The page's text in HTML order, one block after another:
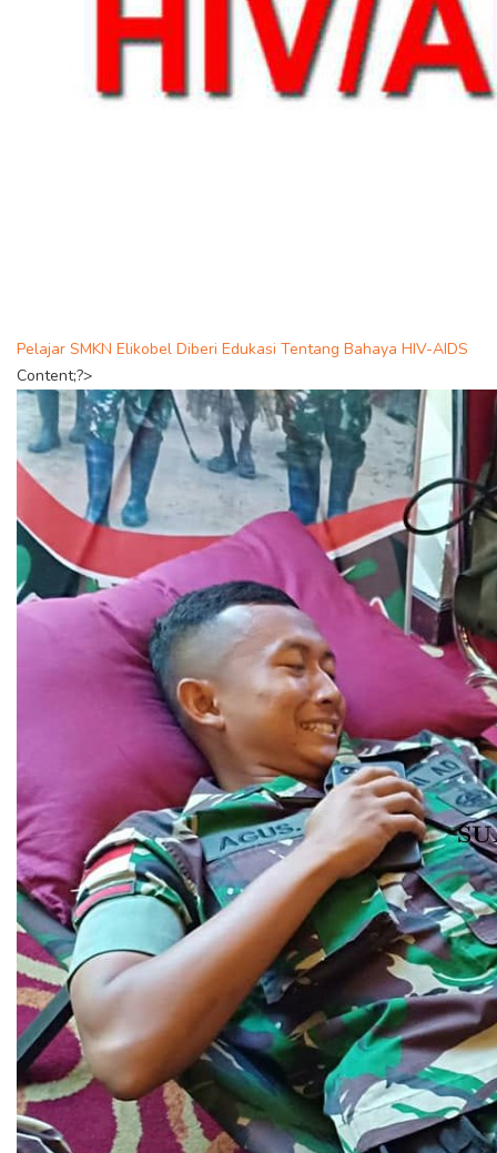
Pelajar SMKN Elikobel Diberi Edukasi Tentang Bahaya HIV-AIDS
Content;?>